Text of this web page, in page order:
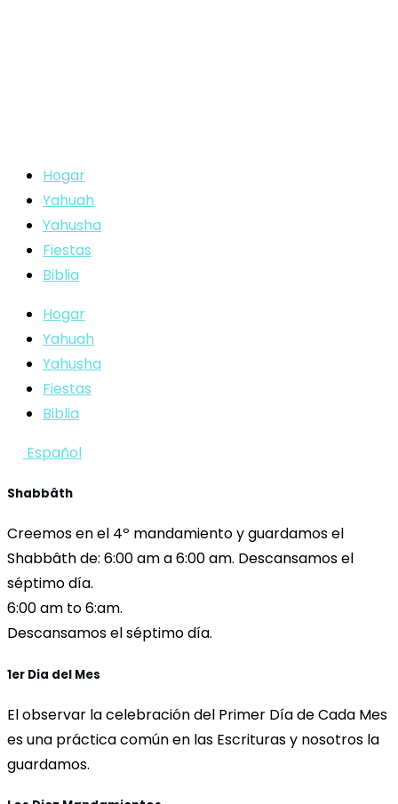
Hogar
Yahuah
Yahusha
Fiestas
Biblia
Hogar
Yahuah
Yahusha
Fiestas
Biblia
Español
Shabbâth
Creemos en el 4º mandamiento y guardamos el
Shabbâth de: 6:00 am a 6:00 am. Descansamos el
séptimo día.
6:00 am to 6:am.
Descansamos el séptimo día.
1er Dia del Mes
El observar la celebración del Primer Día de Cada Mes
es una práctica común en las Escrituras y nosotros la
guardamos.